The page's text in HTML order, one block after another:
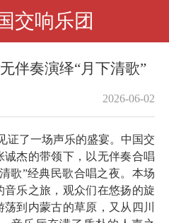
交响乐团
伴奏演绎“月下清歌”
2026-06-02
了一场声乐的盛宴。中国交
杰的带领下，以无伴奏合唱
歌”经典民歌合唱之夜。本场
乐之旅，观众们在悠扬的旋
到内蒙古的草原，又从四川